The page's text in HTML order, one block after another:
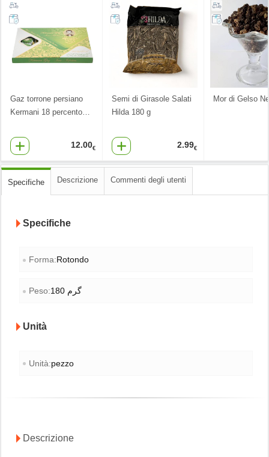
Gaz torrone persiano
Kermani 18 percento…
12.00€
Semi di Girasole Salati
Hilda 180 g
2.99€
Mor di Gelso
Specifiche Descrizione Commenti degli utenti
Specifiche
Forma:Rotondo
Peso: 180 گرم
Unità
Unità:pezzo
Descrizione